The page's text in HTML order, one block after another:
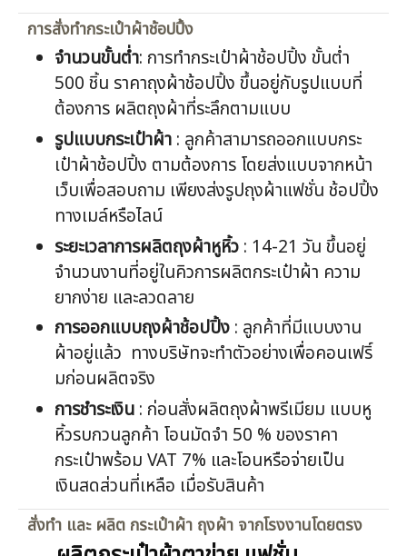
การสั่งทำกระเป๋าผ้าช้อปปิ้ง
จำนวนขั้นต่ำ: การทำกระเป๋าผ้าช้อปปิ้ง ขั้นต่ำ
500 ชิ้น ราคาถุงผ้าช้อปปิ้ง ขึ้นอยู่กับรูปแบบที่
ต้องการ ผลิตถุงผ้าที่ระลึกตามแบบ
รูปแบบกระเป๋าผ้า : ลูกค้าสามารถออกแบบกระ
เป๋าผ้าช้อปปิ้ง ตามต้องการ โดยส่งแบบจากหน้า
เว็บเพื่อสอบถาม เพียงส่งรูปถุงผ้าแฟชั่น ช้อปปิ้ง
ทางเมล์หรือไลน์
ระยะเวลาการผลิตถุงผ้าหูหิ้ว : 14-21 วัน ขึ้นอยู่
จำนวนงานที่อยู่ในคิวการผลิตกระเป๋าผ้า ความ
ยากง่าย และลวดลาย
การออกแบบถุงผ้าช้อปปิ้ง : ลูกค้าที่มีแบบงาน
ผ้าอยู่แล้ว ทางบริษัทจะทำตัวอย่างเพื่อคอนเฟริ์
มก่อนผลิตจริง
การชำระเงิน : ก่อนสั่งผลิตถุงผ้าพรีเมียม แบบหู
หิ้วรบกวนลูกค้า โอนมัดจำ 50 % ของราคา
กระเป๋าพร้อม VAT 7% และโอนหรือจ่ายเป็น
เงินสดส่วนที่เหลือ เมื่อรับสินค้า
สั่งทำ และ ผลิต กระเป๋าผ้า ถุงผ้า จากโรงงานโดยตรง